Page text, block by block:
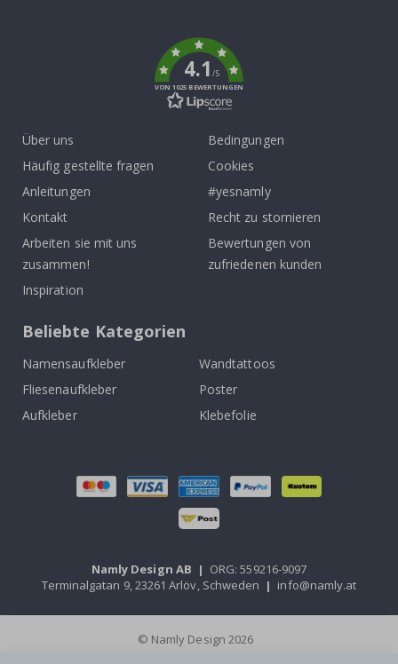
4.1/5
VON 1025 BEWERTUNGEN
Über uns
Häufig gestellte fragen
Anleitungen
Kontakt
Arbeiten sie mit uns
zusammen!
Inspiration
Bedingungen
Cookies
#yesnamly
Recht zu stornieren
Bewertungen von
zufriedenen kunden
Beliebte Kategorien
Namensaufkleber
Wandtattoos
Fliesenaufkleber
Poster
Aufkleber
Klebefolie
Namly Design AB | ORG: 559216-9097
Terminalgatan 9, 23261 Arlöv, Schweden | info@namly.at
© Namly Design 2026